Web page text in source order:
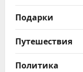
Подарки
Путешествия
Политика